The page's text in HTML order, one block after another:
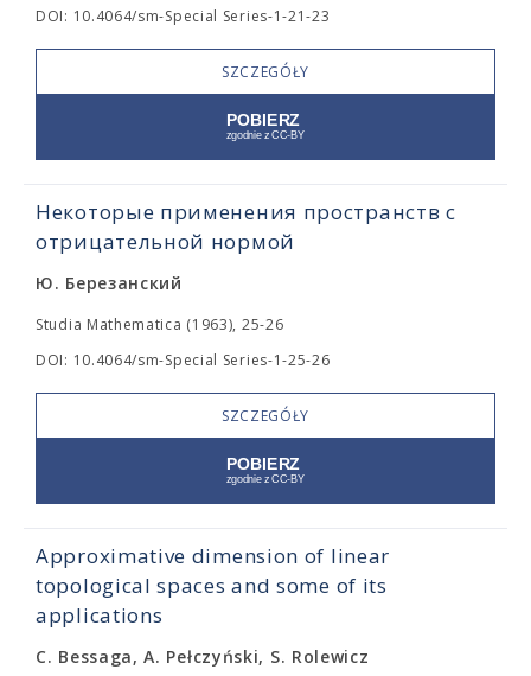
DOI: 10.4064/sm-Special Series-1-21-23
SZCZEGÓŁY
Некоторые применения пространств с
отрицательной нормой
Ю. Березанский
Studia Mathematica (1963), 25-26
DOI: 10.4064/sm-Special Series-1-25-26
SZCZEGÓŁY
Approximative dimension of linear
topological spaces and some of its
applications
C. Bessaga, A. Pełczyński, S. Rolewicz